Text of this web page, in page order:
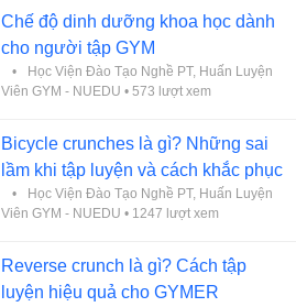
Chế độ dinh dưỡng khoa học dành
cho người tập GYM
Học Viện Đào Tạo Nghề PT, Huấn Luyện
Viên GYM - NUEDU • 573 lượt xem
Bicycle crunches là gì? Những sai
lầm khi tập luyện và cách khắc phục
Học Viện Đào Tạo Nghề PT, Huấn Luyện
Viên GYM - NUEDU • 1247 lượt xem
Reverse crunch là gì? Cách tập
luyện hiệu quả cho GYMER